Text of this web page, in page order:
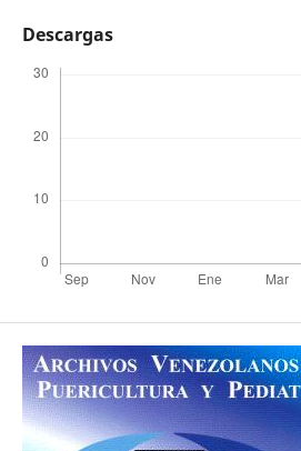
Descargas